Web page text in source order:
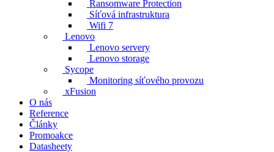
Ransomware Protection
Síťová infrastruktura
Wifi 7
Lenovo
Lenovo servery
Lenovo storage
Sycope
Monitoring síťového provozu
xFusion
O nás
Reference
Články
Promoakce
Datasheety